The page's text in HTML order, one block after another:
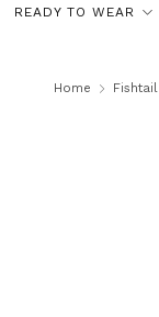
READY TO WEAR
Home Fishtail